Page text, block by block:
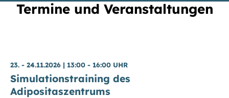
Termine und Veranstaltungen
23. - 24.11.2026 | 13:00 - 16:00 UHR
Simulationstraining des
Adipositaszentrums